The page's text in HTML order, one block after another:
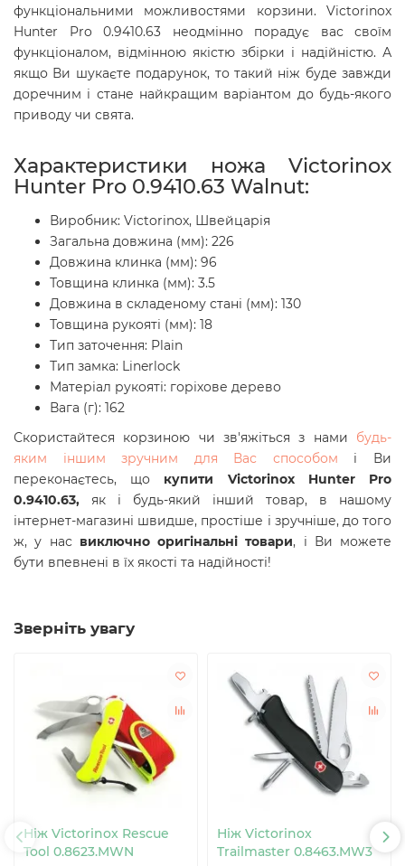
функціональними можливостями корзини. Victorinox
Hunter Pro 0.9410.63 неодмінно порадує вас своїм
функціоналом, відмінною якістю збірки і надійністю. А
якщо Ви шукаєте подарунок, то такий ніж буде завжди
доречним і стане найкращим варіантом до будь-якого
приводу чи свята.
Характеристики ножа Victorinox
Hunter Pro 0.9410.63 Walnut:
Виробник: Victorinox, Швейцарія
Загальна довжина (мм): 226
Довжина клинка (мм): 96
Товщина клинка (мм): 3.5
Довжина в складеному стані (мм): 130
Товщина рукояті (мм): 18
Тип заточення: Plain
Тип замка: Linerlock
Матеріал рукояті: горіхове дерево
Вага (г): 162
Скористайтеся корзиною чи зв'яжіться з нами будь-
яким іншим зручним для Вас способом і Ви
переконаєтесь, що купити Victorinox Hunter Pro
0.9410.63, як і будь-який інший товар, в нашому
інтернет-магазині швидше, простіше і зручніше, до того
ж, у нас виключно оригінальні товари, і Ви можете
бути впевнені в їх якості та надійності!
Зверніть увагу
Ніж Victorinox Rescue
Tool 0.8623.MWN
Ніж Victorinox
Trailmaster 0.8463.MW3